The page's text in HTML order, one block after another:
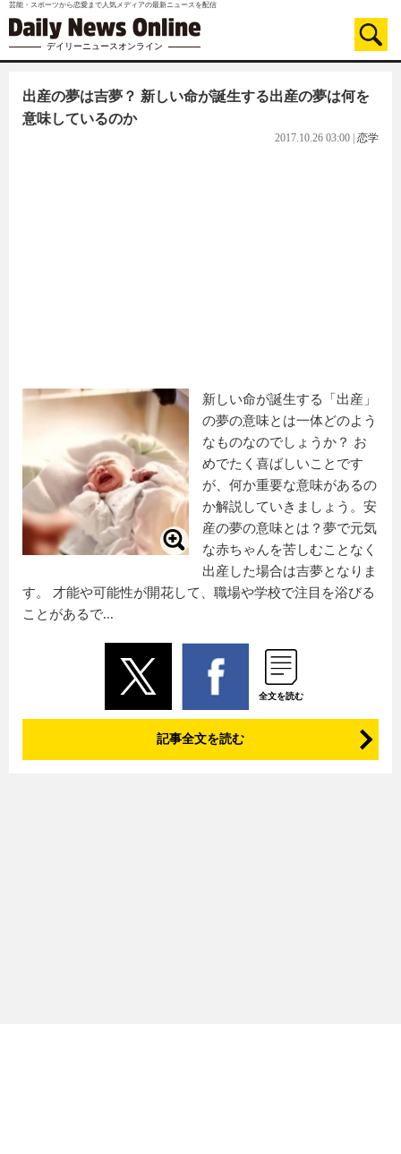
芸能・スポーツから恋愛まで人気メディアの最新ニュースを配信
デイリーニュースオンライン
出産の夢は吉夢？ 新しい命が誕生する出産の夢は何を
意味しているのか
2017.10.26 03:00 恋学
新しい命が誕生する「出産」
の夢の意味とは一体どのよう
なものなのでしょうか？ お
めでたく喜ばしいことです
が、何か重要な意味があるの
か解説していきましょう。安
産の夢の意味とは？夢で元気
な赤ちゃんを苦しむことなく
出産した場合は吉夢となりま
す。 才能や可能性が開花して、職場や学校で注目を浴びる
ことがあるで...
全文を読む
記事全文を読む